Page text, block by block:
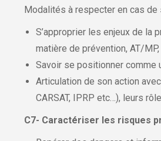
Modalités à respecter en cas de
S’approprier les enjeux de la
matière de prévention, AT/
Savoir se positionner comme
Articulation de son action
CARSAT, IPRP etc…), leurs
C7- Caractériser les risques